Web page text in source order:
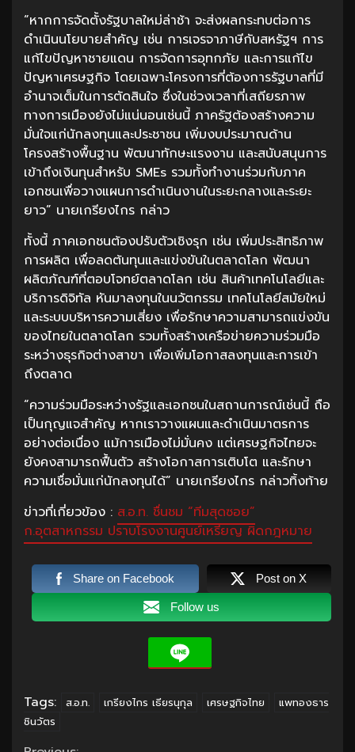
“หากการจัดตั้งรัฐบาลใหม่ล่าช้า จะส่งผลกระทบต่อการ
ดำเนินนโยบายสำคัญ เช่น การเจรจาภาษีกับสหรัฐฯ การ
แก้ไขปัญหาชายแดน การจัดการอุทกภัย และการแก้ไข
ปัญหาเศรษฐกิจ โดยเฉพาะโครงการที่ต้องการรัฐบาลที่มี
อำนาจเต็มในการตัดสินใจ ซึ่งในช่วงเวลาที่เสถียรภาพ
ทางการเมืองยังไม่แน่นอนเช่นนี้ ภาครัฐต้องสร้างความ
มั่นใจแก่นักลงทุนและประชาชน เพิ่มงบประมาณด้าน
โครงสร้างพื้นฐาน พัฒนาทักษะแรงงาน และสนับสนุนการ
เข้าถึงเงินทุนสำหรับ SMEs รวมทั้งทำงานร่วมกับภาค
เอกชนเพื่อวางแผนการดำเนินงานในระยะกลางและระยะ
ยาว” นายเกรียงไกร กล่าว
ทั้งนี้ ภาคเอกชนต้องปรับตัวเชิงรุก เช่น เพิ่มประสิทธิภาพ
การผลิต เพื่อลดต้นทุนและแข่งขันในตลาดโลก พัฒนา
ผลิตภัณฑ์ที่ตอบโจทย์ตลาดโลก เช่น สินค้าเทคโนโลยีและ
บริการดิจิทัล หันมาลงทุนในนวัตกรรม เทคโนโลยีสมัยใหม่
และระบบบริหารความเสี่ยง เพื่อรักษาความสามารถแข่งขัน
ของไทยในตลาดโลก รวมทั้งสร้างเครือข่ายความร่วมมือ
ระหว่างธุรกิจต่างสาขา เพื่อเพิ่มโอกาสลงทุนและการเข้า
ถึงตลาด
“ความร่วมมือระหว่างรัฐและเอกชนในสถานการณ์เช่นนี้ ถือ
เป็นกุญแจสำคัญ หากเราวางแผนและดำเนินมาตรการ
อย่างต่อเนื่อง แม้การเมืองไม่มั่นคง แต่เศรษฐกิจไทยจะ
ยังคงสามารถฟื้นตัว สร้างโอกาสการเติบโต และรักษา
ความเชื่อมั่นแก่นักลงทุนได้” นายเกรียงไกร กล่าวทิ้งท้าย
ข่าวที่เกี่ยวข้อง : ส.อ.ท. ชื่นชม “ทีมสุดซอย”
ก.อุตสาหกรรม ปราบโรงงานศูนย์เหรียญ ผิดกฎหมาย
Share on Facebook Post on X
Follow us
Tags: ส.อ.ท. เกรียงไกร เธียรนุกุล เศรษฐกิจไทย
แพทองธาร
ชินวัตร